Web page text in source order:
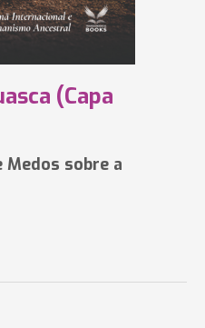
(Capa
Medos sobre a